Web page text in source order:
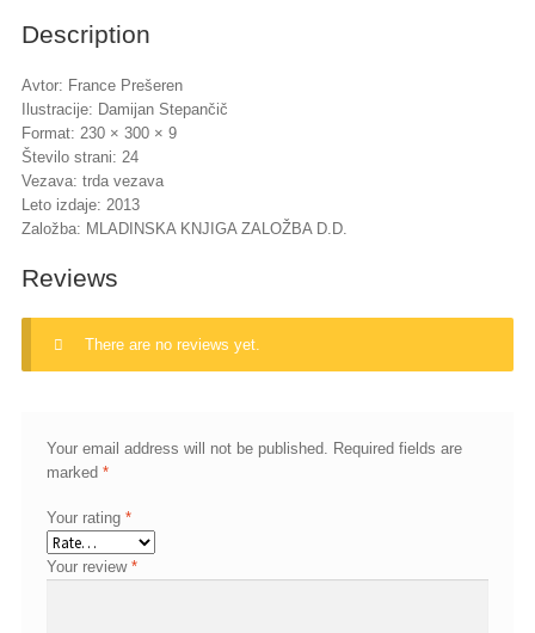
Description
Avtor: France Prešeren
Ilustracije: Damijan Stepančič
Format: 230 × 300 × 9
Število strani: 24
Vezava: trda vezava
Leto izdaje: 2013
Založba: MLADINSKA KNJIGA ZALOŽBA D.D.
Reviews
There are no reviews yet.
Your email address will not be published. Required fields are
marked *
Your rating *
Your review *